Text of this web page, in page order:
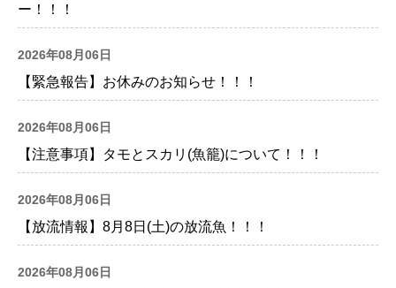
ー！！！
2026年08月06日
【緊急報告】お休みのお知らせ！！！
2026年08月06日
【注意事項】タモとスカリ(魚籠)について！！！
2026年08月06日
【放流情報】8月8日(土)の放流魚！！！
2026年08月06日